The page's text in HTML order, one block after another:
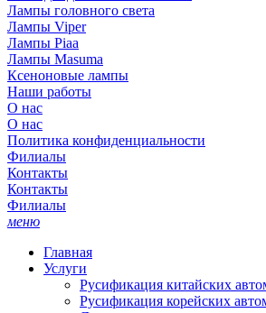
Лампы головного света
Лампы Viper
Лампы Piaa
Лампы Masuma
Ксеноновые лампы
Наши работы
О нас
О нас
Политика конфиденциальности
Филиалы
Контакты
Контакты
Филиалы
меню
Главная
Услуги
Русификация китайских
Русификация корейских